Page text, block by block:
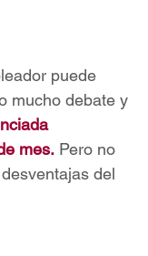
puede
mucho debate y
mes. Pero no
del